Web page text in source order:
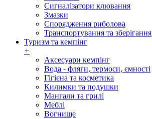
Сигналізатори клювання
Змазки
Спорядження риболова
Транспортування та зберігання
Туризм та кемпінг
+
Аксесуари кемпінг
Вода - фляги, термоси, ємності
Гігієна та косметика
Килимки та подушки
Мангали та грилі
Меблі
Вогнище